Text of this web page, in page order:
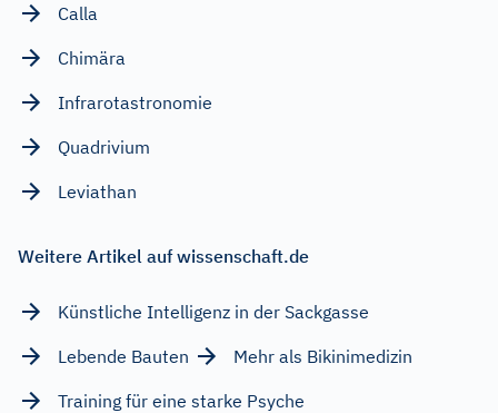
Calla
Chimära
Infrarotastronomie
Quadrivium
Leviathan
Weitere Artikel auf wissenschaft.de
Künstliche Intelligenz in der Sackgasse
Lebende Bauten
Mehr als Bikinimedizin
Training für eine starke Psyche